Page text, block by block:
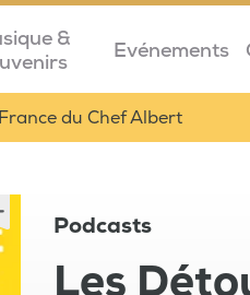
&
Evénements
du Chef Albert
Podcasts
Les